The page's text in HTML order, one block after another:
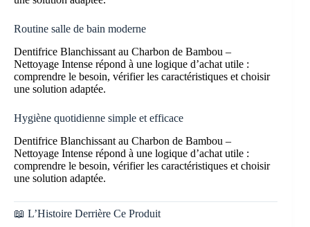
Routine salle de bain moderne
Dentifrice Blanchissant au Charbon de Bambou –
Nettoyage Intense répond à une logique d’achat utile :
comprendre le besoin, vérifier les caractéristiques et choisir
une solution adaptée.
Hygiène quotidienne simple et efficace
Dentifrice Blanchissant au Charbon de Bambou –
Nettoyage Intense répond à une logique d’achat utile :
comprendre le besoin, vérifier les caractéristiques et choisir
une solution adaptée.
📖 L’Histoire Derrière Ce Produit